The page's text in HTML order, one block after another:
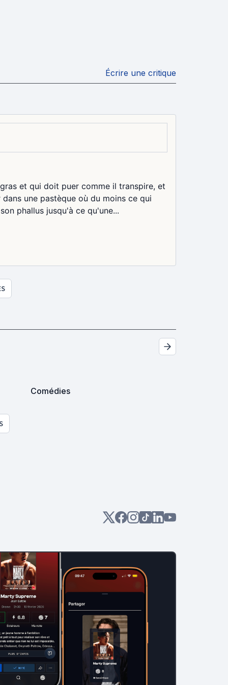
Écrire une critique
et qui doit puer comme il transpire, et
une pastèque où du moins ce qui
phallus jusqu'à ce qu'une...
Comédies